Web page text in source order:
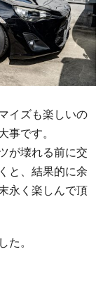
イズも楽しいの
事です。
が壊れる前に交
と、結果的に余
永く楽しんで頂
た。